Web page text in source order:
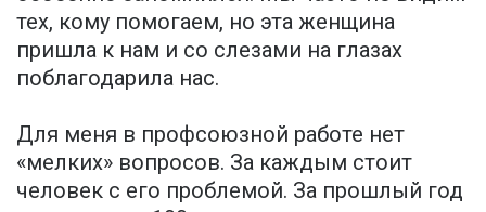
тех, кому помогаем, но эта женщина
пришла к нам и со слезами на глазах
поблагодарила нас.
Для меня в профсоюзной работе нет
«мелких» вопросов. За каждым стоит
человек с его проблемой. За прошлый год